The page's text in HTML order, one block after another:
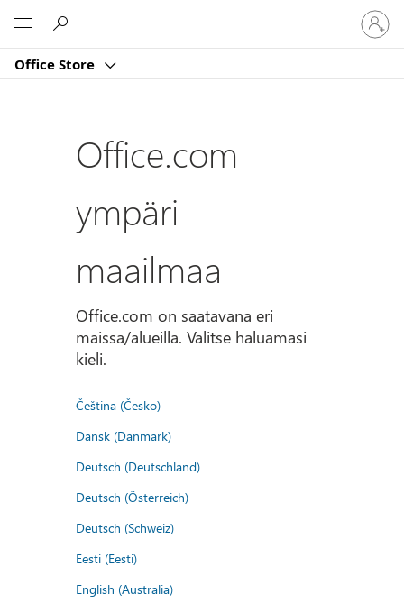
Office Store
sisään
tilille
Office.com
ympäri
maailmaa
Office.com on saatavana eri
maissa/alueilla. Valitse haluamasi
kieli.
Čeština (Česko)
Dansk (Danmark)
Deutsch (Deutschland)
Deutsch (Österreich)
Deutsch (Schweiz)
Eesti (Eesti)
English (Australia)